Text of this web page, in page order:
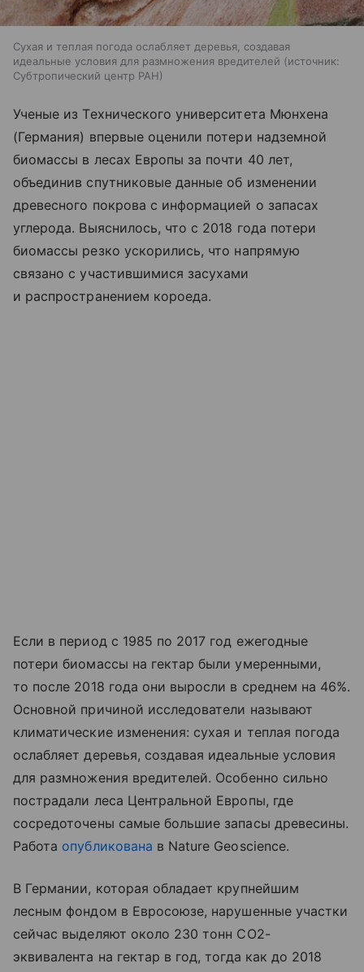
Сухая и теплая погода ослабляет деревья, создавая
идеальные условия для размножения вредителей
источник:
Субтропический центр РАН
Ученые из Технического университета Мюнхена
(Германия) впервые оценили потери надземной
биомассы в лесах Европы за почти 40 лет,
объединив спутниковые данные об изменении
древесного покрова с информацией о запасах
углерода. Выяснилось, что с 2018 года потери
биомассы резко ускорились, что напрямую
связано с участившимися засухами
и распространением короеда.
Если в период с 1985 по 2017 год ежегодные
потери биомассы на гектар были умеренными,
то после 2018 года они выросли в среднем на 46%.
Основной причиной исследователи называют
климатические изменения: сухая и теплая погода
ослабляет деревья, создавая идеальные условия
для размножения вредителей. Особенно сильно
пострадали леса Центральной Европы, где
сосредоточены самые большие запасы древесины.
Работа опубликована в Nature Geoscience.
В Германии, которая обладает крупнейшим
лесным фондом в Евросоюзе, нарушенные участки
сейчас выделяют около 230 тонн CO2-
эквивалента на гектар в год, тогда как до 2018